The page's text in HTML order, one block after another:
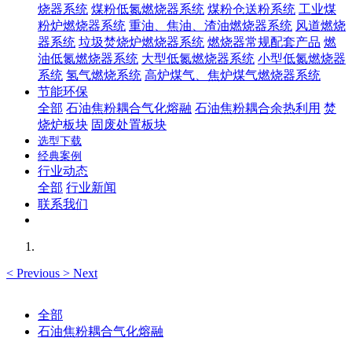
烧器系统 煤粉低氮燃烧器系统 煤粉仓送粉系统 工业煤
粉炉燃烧器系统 重油、焦油、渣油燃烧器系统 风道燃烧
器系统 垃圾焚烧炉燃烧器系统 燃烧器常规配套产品 燃
油低氮燃烧器系统 大型低氮燃烧器系统 小型低氮燃烧器
系统 氢气燃烧系统 高炉煤气、焦炉煤气燃烧器系统
节能环保
全部 石油焦粉耦合气化熔融 石油焦粉耦合余热利用 焚
烧炉板块 固废处置板块
选型下载
经典案例
行业动态
全部 行业新闻
联系我们
< Previous > Next
全部
石油焦粉耦合气化熔融